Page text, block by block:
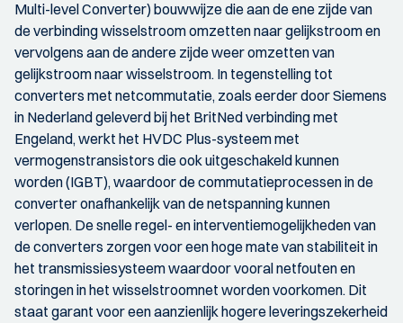
Multi-level Converter) bouwwijze die aan de ene zijde van
de verbinding wisselstroom omzetten naar gelijkstroom en
vervolgens aan de andere zijde weer omzetten van
gelijkstroom naar wisselstroom. In tegenstelling tot
converters met netcommutatie, zoals eerder door Siemens
in Nederland geleverd bij het BritNed verbinding met
Engeland, werkt het HVDC Plus-systeem met
vermogenstransistors die ook uitgeschakeld kunnen
worden (IGBT), waardoor de commutatieprocessen in de
converter onafhankelijk van de netspanning kunnen
verlopen. De snelle regel- en interventiemogelijkheden van
de converters zorgen voor een hoge mate van stabiliteit in
het transmissiesysteem waardoor vooral netfouten en
storingen in het wisselstroomnet worden voorkomen. Dit
staat garant voor een aanzienlijk hogere leveringszekerheid